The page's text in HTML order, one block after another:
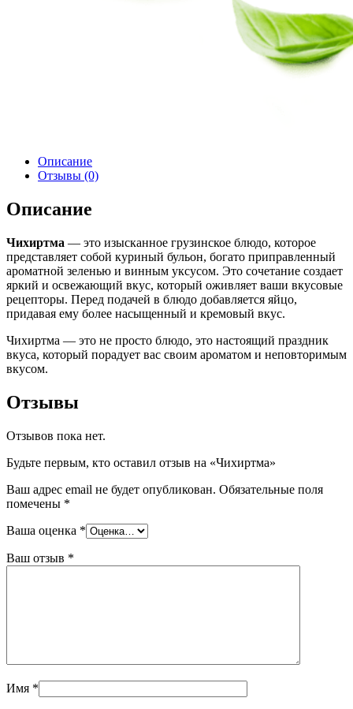
Описание
Отзывы (0)
Описание
Чихиртма — это изысканное грузинское блюдо, которое
представляет собой куриный бульон, богато приправленный
ароматной зеленью и винным уксусом. Это сочетание создает
яркий и освежающий вкус, который оживляет ваши вкусовые
рецепторы. Перед подачей в блюдо добавляется яйцо,
придавая ему более насыщенный и кремовый вкус.
Чихиртма — это не просто блюдо, это настоящий праздник
вкуса, который порадует вас своим ароматом и неповторимым
вкусом.
Отзывы
Отзывов пока нет.
Будьте первым, кто оставил отзыв на «Чихиртма»
Ваш адрес email не будет опубликован. Обязательные поля
помечены *
Ваша оценка *
Ваш отзыв *
Имя *